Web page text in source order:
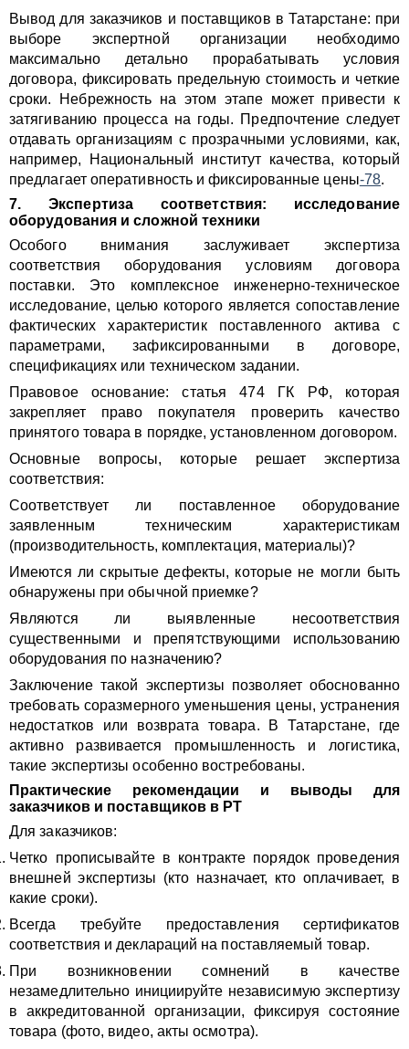
Вывод для заказчиков и поставщиков в Татарстане: при
выборе экспертной организации необходимо
максимально детально прорабатывать условия
договора, фиксировать предельную стоимость и четкие
сроки. Небрежность на этом этапе может привести к
затягиванию процесса на годы. Предпочтение следует
отдавать организациям с прозрачными условиями, как,
например, Национальный институт качества, который
предлагает оперативность и фиксированные цены-78.
7. Экспертиза соответствия: исследование
оборудования и сложной техники
Особого внимания заслуживает экспертиза
соответствия оборудования условиям договора
поставки. Это комплексное инженерно-техническое
исследование, целью которого является сопоставление
фактических характеристик поставленного актива с
параметрами, зафиксированными в договоре,
спецификациях или техническом задании.
Правовое основание: статья 474 ГК РФ, которая
закрепляет право покупателя проверить качество
принятого товара в порядке, установленном договором.
Основные вопросы, которые решает экспертиза
соответствия:
Соответствует ли поставленное оборудование
заявленным техническим характеристикам
(производительность, комплектация, материалы)?
Имеются ли скрытые дефекты, которые не могли быть
обнаружены при обычной приемке?
Являются ли выявленные несоответствия
существенными и препятствующими использованию
оборудования по назначению?
Заключение такой экспертизы позволяет обоснованно
требовать соразмерного уменьшения цены, устранения
недостатков или возврата товара. В Татарстане, где
активно развивается промышленность и логистика,
такие экспертизы особенно востребованы.
Практические рекомендации и выводы для
заказчиков и поставщиков в РТ
Для заказчиков:
Четко прописывайте в контракте порядок проведения
внешней экспертизы (кто назначает, кто оплачивает, в
какие сроки).
Всегда требуйте предоставления сертификатов
соответствия и деклараций на поставляемый товар.
При возникновении сомнений в качестве
незамедлительно инициируйте независимую экспертизу
в аккредитованной организации, фиксируя состояние
товара (фото, видео, акты осмотра).